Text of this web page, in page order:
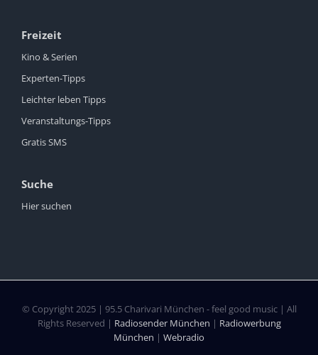
Freizeit
Kino & Serien
Experten-Tipps
Leichter leben Tipps
Veranstaltungs-Tipps
Gratis SMS
Suche
Hier suchen
© Copyright 2025 | 95.5 Charivari München - feel good music | All
Rights Reserved | Radiosender München | Radiowerbung
München | Webradio